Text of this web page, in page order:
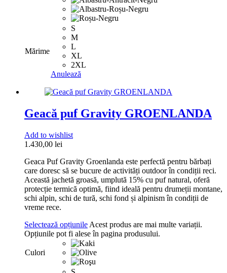
Mărime
S
M
L
XL
2XL
Anulează
Geacă puf Gravity GROENLANDA
Add to wishlist
1.430,00 lei
Geaca Puf Gravity Groenlanda este perfectă pentru bărbați
care doresc să se bucure de activități outdoor în condiții reci.
Această jachetă groasă, umplută 15% cu puf natural, oferă
protecție termică optimă, fiind ideală pentru drumeții montane,
schi alpin, schi de tură, schi fond și alpinism în condiții de
vreme rece.
Selectează opțiunile Acest produs are mai multe variații.
Opțiunile pot fi alese în pagina produsului.
Culori